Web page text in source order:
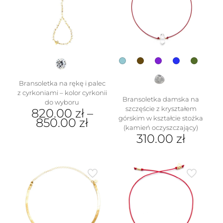
Bransoletka na rękę i palec
z cyrkoniami – kolor cyrkonii
do wyboru
820.00 zł–
850.00 zł
wariantów.
Bransoletka damska na
szczęście z kryształem
górskim w kształcie stożka
(kamień oczyszczający)
310.00 zł
ma
wiele
wariantów.